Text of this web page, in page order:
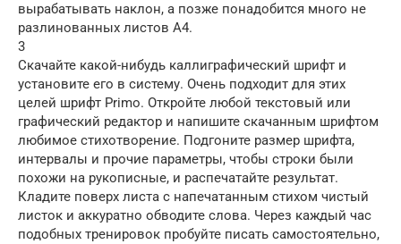
вырабатывать наклон, а позже понадобится много не
разлинованных листов А4.
3
Скачайте какой-нибудь каллиграфический шрифт и
установите его в систему. Очень подходит для этих
целей шрифт Primo. Откройте любой текстовый или
графический редактор и напишите скачанным шрифтом
любимое стихотворение. Подгоните размер шрифта,
интервалы и прочие параметры, чтобы строки были
похожи на рукописные, и распечатайте результат.
Кладите поверх листа с напечатанным стихом чистый
листок и аккуратно обводите слова. Через каждый час
подобных тренировок пробуйте писать самостоятельно,